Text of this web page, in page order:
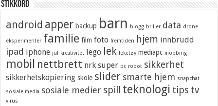
Stikkord
android apper backup barn blogg briller data drone
eksperimenter familie film foto fremtiden hjem innbrudd
ipad iphone jul kreativitet lego lek leketøy mediapc mobbing
mobil nettbrett nrk super pc robot sikkerhet
sikkerhetskopiering skole slider smarte hjem snapchat
sosiale media sosiale medier spill teknologi tips tv
virus